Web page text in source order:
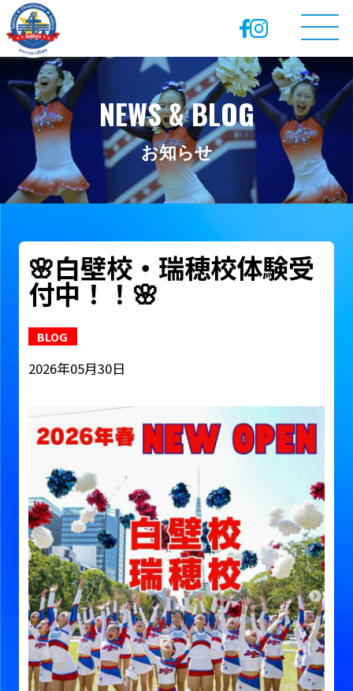
NEWS & BLOG
お知らせ
🌸白壁校・瑞穂校体験受
付中！！🌸
BLOG
2026年05月30日